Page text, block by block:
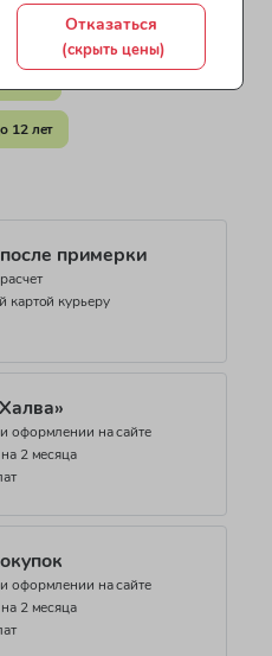
лет
12 лет
примерки
картой курьеру
оформлении на сайте
2 месяца
оформлении на сайте
2 месяца
Отказаться
(скрыть цены)